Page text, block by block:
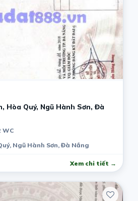
Hòa Quý, Ngũ Hành Sơn, Đà
WC
Ngũ Hành Sơn, Đà Nắng
Xem chi tiết →